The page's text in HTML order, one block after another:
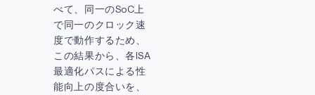
べて、同一のSoC上
で同一のクロック速
度で動作するため、
この結果から、各ISA
最適化パスによる性
能向上の度合いを、